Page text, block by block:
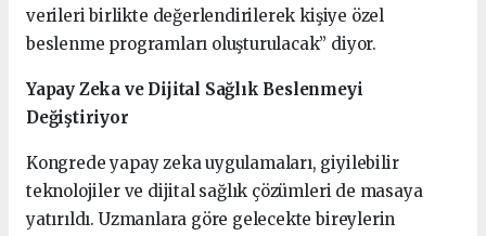
verileri birlikte değerlendirilerek kişiye özel
beslenme programları oluşturulacak” diyor.
Yapay Zeka ve Dijital Sağlık Beslenmeyi
Değiştiriyor
Kongrede yapay zeka uygulamaları, giyilebilir
teknolojiler ve dijital sağlık çözümleri de masaya
yatırıldı. Uzmanlara göre gelecekte bireylerin